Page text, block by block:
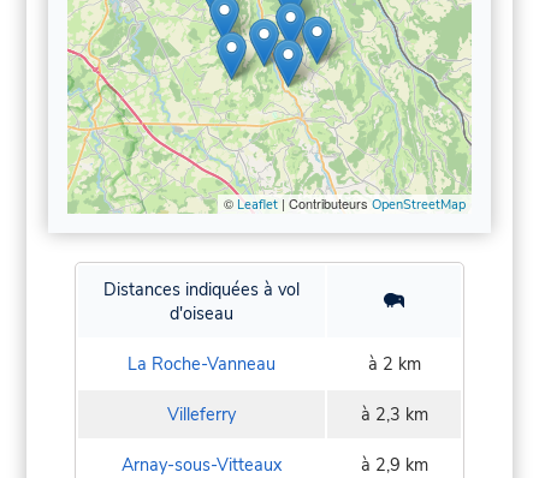
© Leaflet| Contributeurs OpenStreetMap
Distances indiquées à vol
d'oiseau
La Roche-Vanneau à 2 km
Villeferry à 2,3 km
Arnay-sous-Vitteaux à 2,9 km